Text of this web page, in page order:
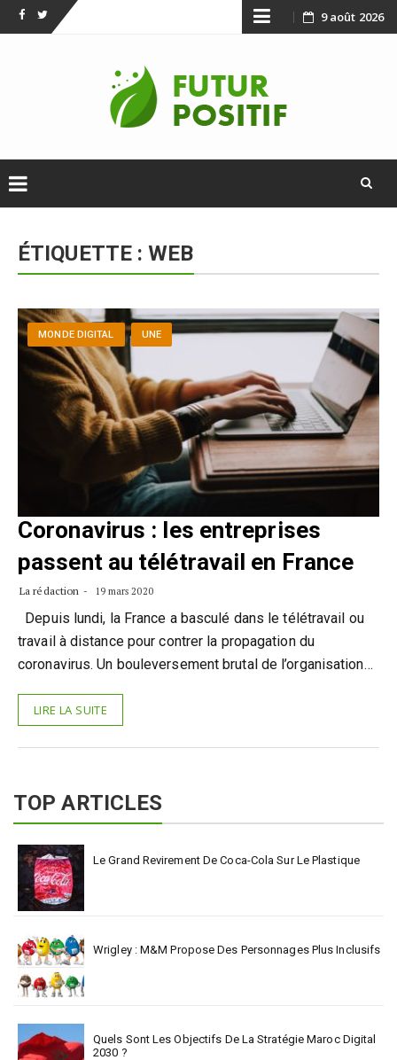
FacebookTwitter Skip
content
9 août 2026
contentÉTIQUETTE :WEB
MONDE DIGITAL UNE
Coronavirus : les entreprises
passent au télétravail en France
La rédaction 19 mars 2020
Depuis lundi, la France a basculé dans le télétravail ou
travail à distance pour contrer la propagation du
coronavirus. Un bouleversement brutal de l’organisation…
LIRE LA SUITE
TOP ARTICLES
Le Grand Revirement De Coca-Cola Sur Le Plastique
Wrigley : M&M Propose Des Personnages Plus Inclusifs
Quels Sont Les Objectifs De La Stratégie Maroc Digital
2030 ?